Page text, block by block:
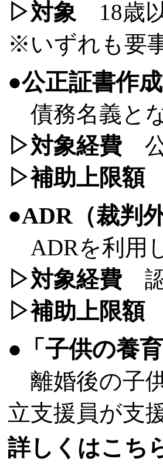
▷対象18歳以
※いずれも要
●公正証書作
債務名義と
▷対象経費 公
▷補助上限額
●ADR（裁判
ADRを利用
▷対象経費 認
▷補助上限額
●「子供の養
離婚後の子
立支援員が支
詳しくはこち